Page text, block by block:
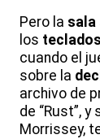
Pero la sala
los teclados
cuando el
sobre la
archivo de
de “Rust”,
Morrissey,